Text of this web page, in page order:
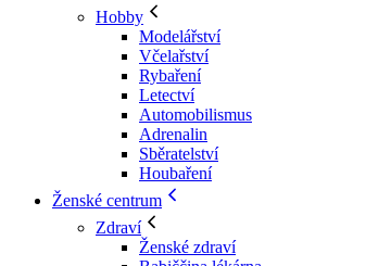
Hobby
Modelářství
Včelařství
Rybaření
Letectví
Automobilismus
Adrenalin
Sběratelství
Houbaření
Ženské centrum
Zdraví
Ženské zdraví